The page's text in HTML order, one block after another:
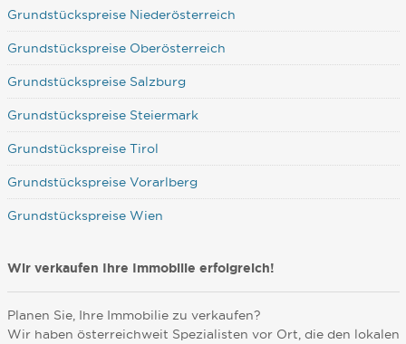
Grundstückspreise Niederösterreich
Grundstückspreise Oberösterreich
Grundstückspreise Salzburg
Grundstückspreise Steiermark
Grundstückspreise Tirol
Grundstückspreise Vorarlberg
Grundstückspreise Wien
Wir verkaufen Ihre Immobilie erfolgreich!
Planen Sie, Ihre Immobilie zu verkaufen?
Wir haben österreichweit Spezialisten vor Ort, die den lokalen